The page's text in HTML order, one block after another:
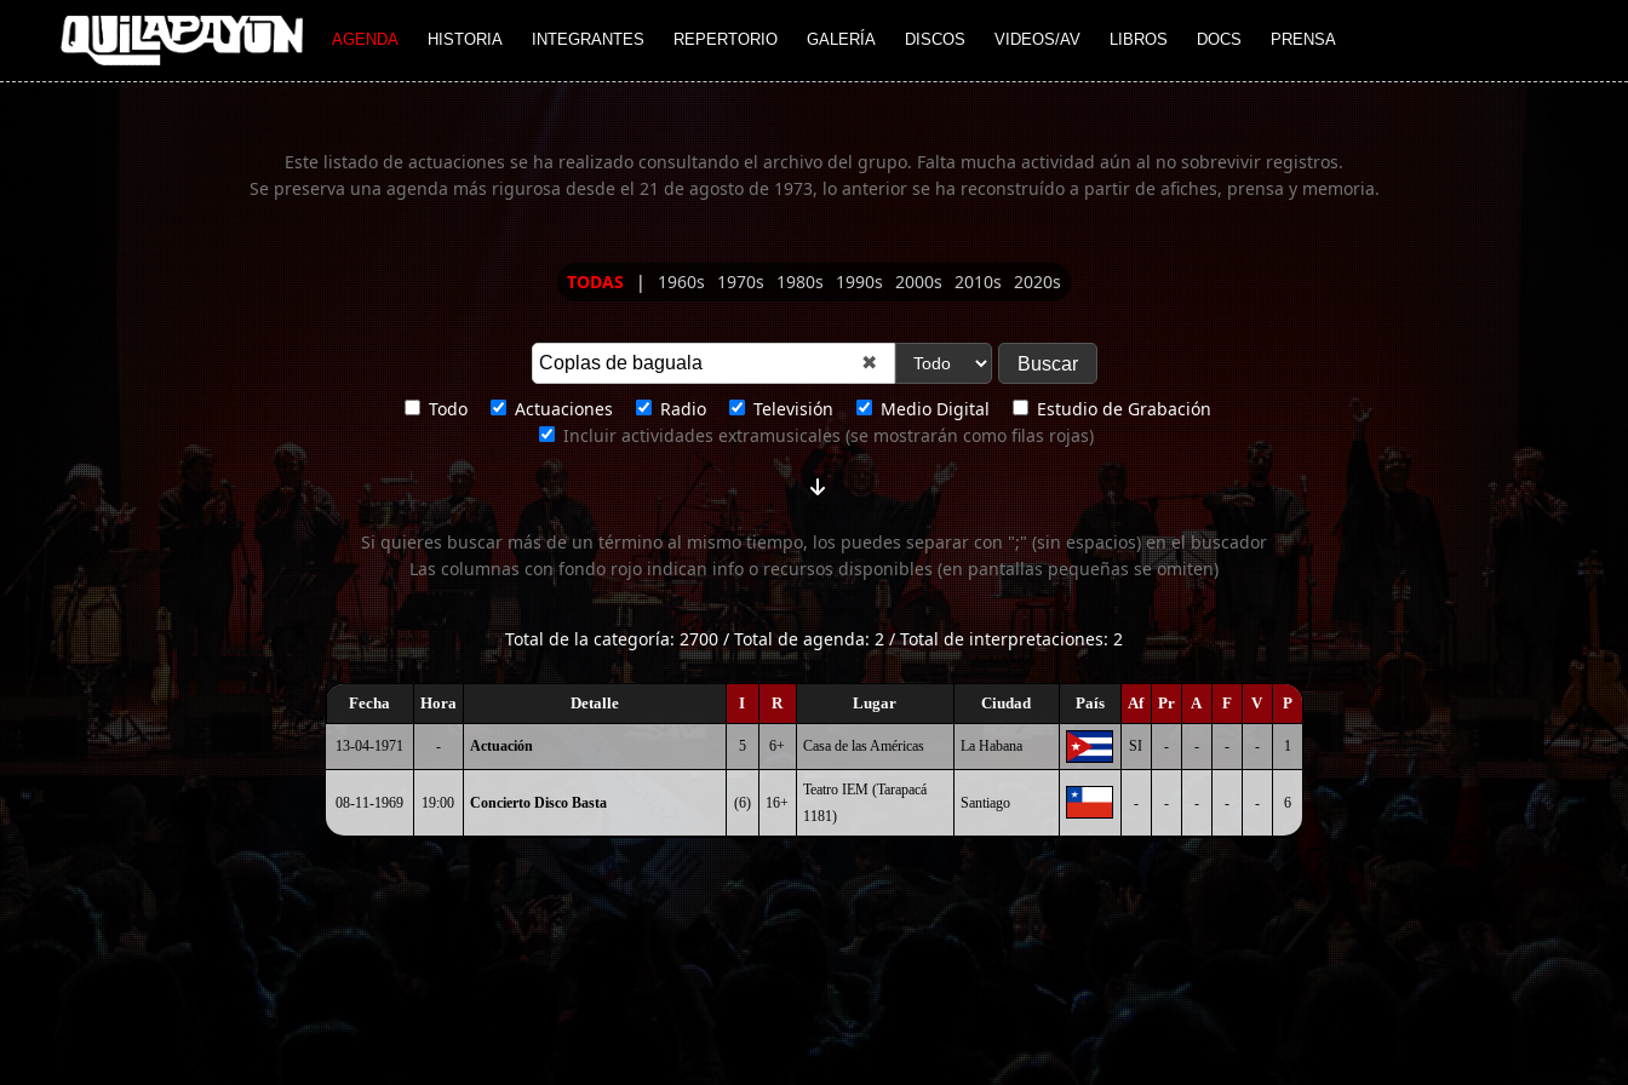
AGENDA HISTORIA INTEGRANTES REPERTORIO GALERÍA DISCOS VIDEOS/AV LIBROS DOCS PRENSA
Imagen 01
Este listado de actuaciones se ha realizado consultando el archivo del grupo. Falta mucha actividad aún al no sobrevivir registros.
Se preserva una agenda más rigurosa desde el 21 de agosto de 1973, lo anterior se ha reconstruído a partir de afiches, prensa y memoria.
TODAS | 1960s 1970s 1980s 1990s 2000s 2010s 2020s
✖
Todo Actuaciones Radio Televisión Medio Digital
Estudio de Grabación
Incluir actividades extramusicales (se mostrarán como filas rojas)
Si quieres buscar más de un término al mismo tiempo, los puedes separar con ";" (sin espacios) en el buscador
Las columnas con fondo rojo indican info o recursos disponibles (en pantallas pequeñas se omiten)
Total de la categoría: 2700 / Total de agenda: 2 / Total de interpretaciones: 2
Fecha Hora Detalle I R Lugar Ciudad País Af Pr A F V P
13-04-1971 - Actuación 5 6+ Casa de las Américas La Habana SI - - - - 1
08-11-1969 19:00 Concierto Disco Basta (6) 16+
Teatro IEM (Tarapacá
1181)
Santiago - - - - - 6